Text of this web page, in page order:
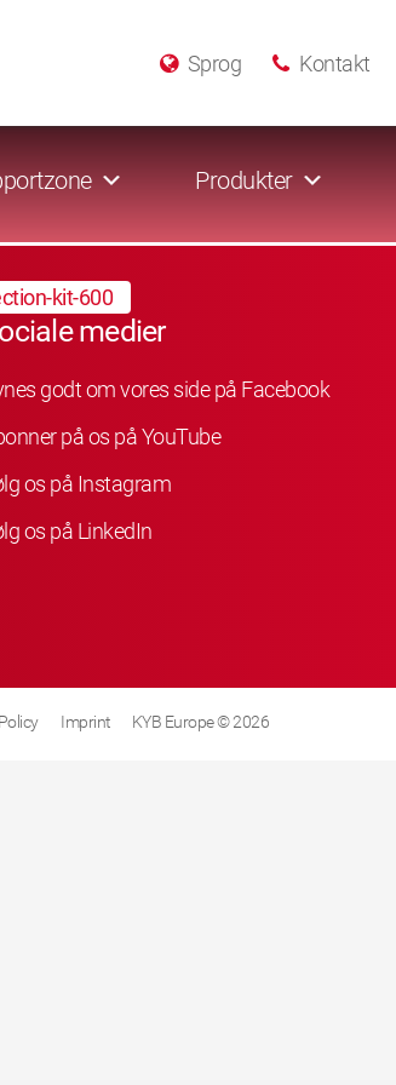
Kontakt
Sprog
Produkter
kit-600
medier
godt om vores side på Facebook
på os på YouTube
os på Instagram
os på LinkedIn
Imprint KYB Europe © 2026